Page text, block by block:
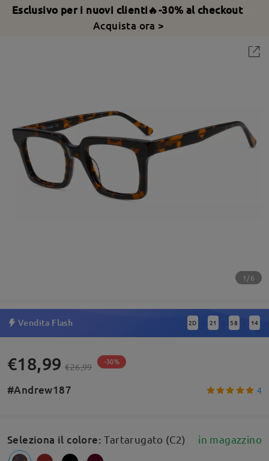
Esclusivo per i nuovi clienti🔥-30% al checkout
Acquista ora >
1/6
Vendita Flash 2D : 21 : 58 : 13
€18,99 €26,99 -30%
#Andrew187 4
Seleziona il colore:Tartarugato (C2) in magazzino